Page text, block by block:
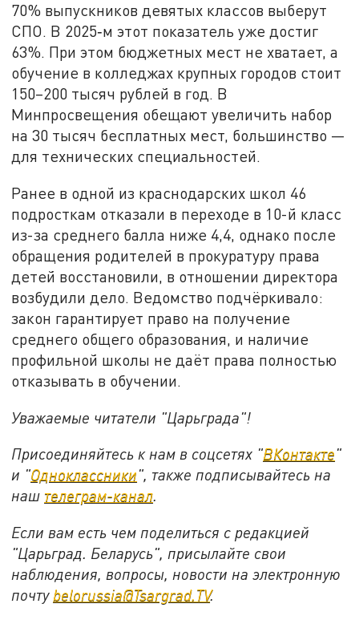
70% выпускников девятых классов выберут
СПО. В 2025‑м этот показатель уже достиг
63%. При этом бюджетных мест не хватает, а
обучение в колледжах крупных городов стоит
150–200 тысяч рублей в год. В
Минпросвещения обещают увеличить набор
на 30 тысяч бесплатных мест, большинство —
для технических специальностей.
Ранее в одной из краснодарских школ 46
подросткам отказали в переходе в 10-й класс
из-за среднего балла ниже 4,4, однако после
обращения родителей в прокуратуру права
детей восстановили, в отношении директора
возбудили дело. Ведомство подчёркивало:
закон гарантирует право на получение
среднего общего образования, и наличие
профильной школы не даёт права полностью
отказывать в обучении.
Уважаемые читатели "Царьграда"!
Присоединяйтесь к нам в соцсетях "ВКонтакте"
и "Одноклассники", также подписывайтесь на
наш телеграм-канал.
Если вам есть чем поделиться с редакцией
"Царьград. Беларусь", присылайте свои
наблюдения, вопросы, новости на электронную
почту belorussia@Tsargrad.TV.